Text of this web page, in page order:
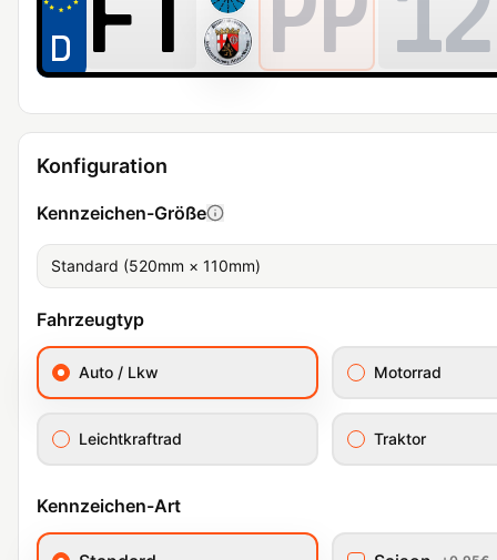
Konfiguration
Kennzeichen-Größe
Standard (520mm × 110mm)
Fahrzeugtyp
Auto / Lkw Motorrad
Leichtkraftrad Traktor
Kennzeichen-Art